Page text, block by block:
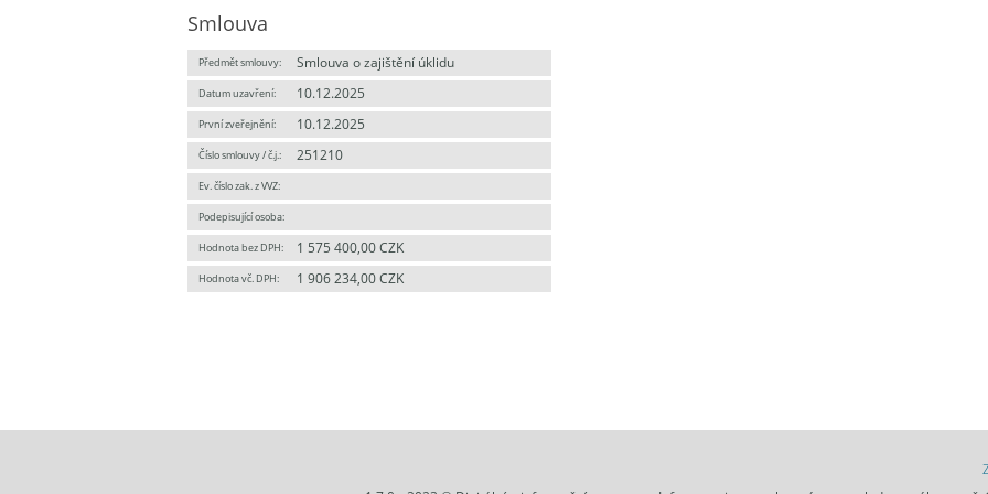
Smlouva
Předmět smlouvy: Smlouva o zajištění úklidu
Datum uzavření: 10.12.2025
První zveřejnění: 10.12.2025
Číslo smlouvy / č.j.: 251210
Ev. číslo zak. z VVZ:
Podepisující osoba:
Hodnota bez DPH: 1 575 400,00 CZK
Hodnota vč. DPH: 1 906 234,00 CZK